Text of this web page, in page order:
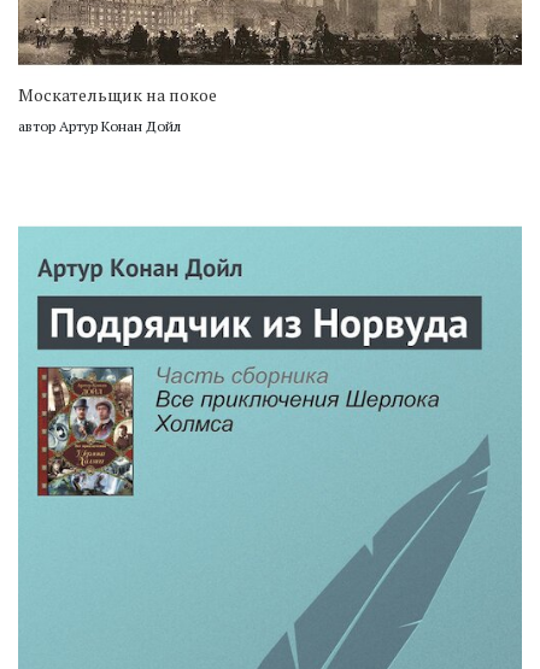
Москательщик на покое
автор Артур Конан Дойл